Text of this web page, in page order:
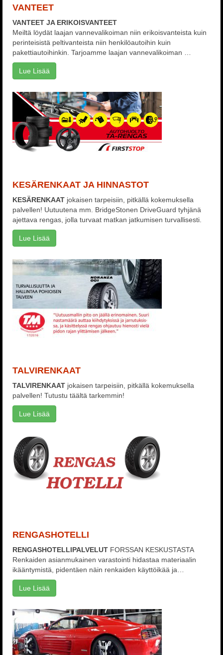
VANTEET
VANTEET JA ERIKOISVANTEET
Meiltä löydät laajan vannevalikoiman niin erikoisvanteista kuin
perinteisistä peltivanteista niin henkilöautoihin kuin
pakettiautoihinkin. Tarjoamme laajan vannevalikoiman …
Lue Lisää
KESÄRENKAAT JA HINNASTOT
KESÄRENKAAT jokaisen tarpeisiin, pitkällä kokemuksella
palvellen! Uutuutena mm. BridgeStonen DriveGuard tyhjänä
ajettava rengas, jolla turvaat matkan jatkumisen turvallisesti.
Lue Lisää
TALVIRENKAAT
TALVIRENKAAT jokaisen tarpeisiin, pitkällä kokemuksella
palvellen! Tutustu täältä tarkemmin!
Lue Lisää
RENGASHOTELLI
RENGASHOTELLIPALVELUT FORSSAN KESKUSTASTA
Renkaiden asianmukainen varastointi hidastaa materiaalin
ikääntymistä, pidentäen näin renkaiden käyttöikää ja…
Lue Lisää